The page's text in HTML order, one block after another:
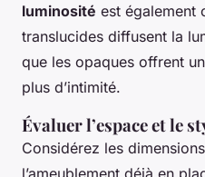
luminosité est également
translucides diffusent la
que les opaques offrent
plus d’intimité.
Évaluer l’espace et le
Considérez les
l’ameublement déjà en